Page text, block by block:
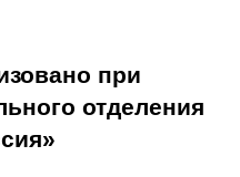
при
отделения